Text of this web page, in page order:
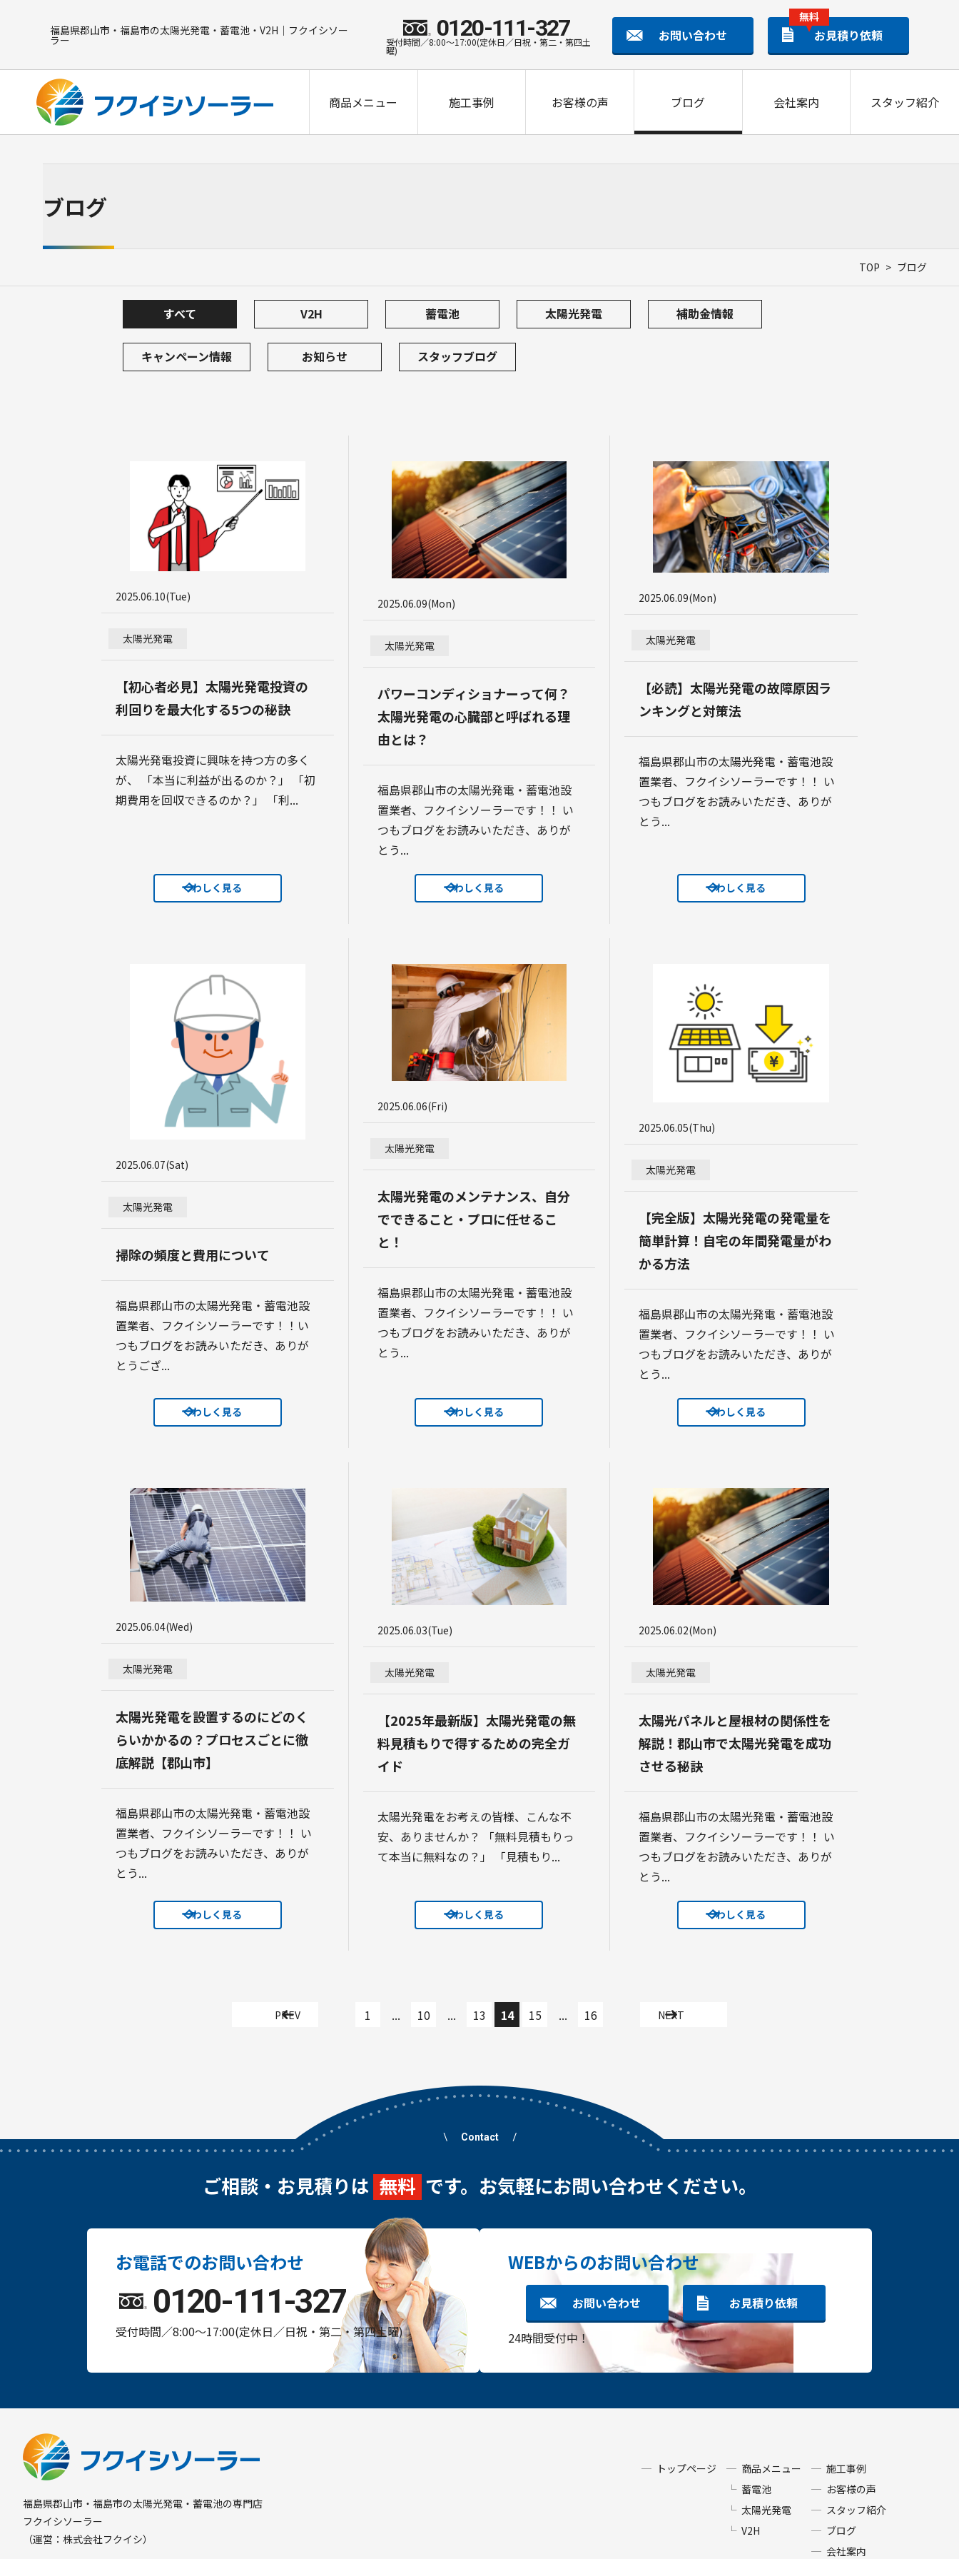
福島県郡山市・福島市の太陽光発電・蓄電池・V2H｜フクイシソー
ラー 0120-111-327
受付時間／8:00～17:00(定休日／日祝・第二・第四土
曜)
お問い合わせ
無料
お見積り依頼
商品メニュー
ニチコン ES-T3MCK
住友電工 POWER DEPO® H
カナディアンソーラー EP CUBE
長州産業 CS-348G81 PREMIUM BLUE
カナディアン・ソーラー CS6.2-48TM-450
ニチコン EVパワーステーション
施工事例 お客様の声 ブログ 会社案内 スタッフ紹介
ブログ
TOP > ブログ
すべて V2H 蓄電池 太陽光発電 補助金情報
キャンペーン情報 お知らせ スタッフブログ
2025.06.10(Tue)
太陽光発電
【初心者必見】太陽光発電投資の
利回りを最大化する5つの秘訣
太陽光発電投資に興味を持つ方の多く
が、 「本当に利益が出るのか？」 「初
期費用を回収できるのか？」 「利...
くわしく見る
2025.06.09(Mon)
太陽光発電
パワーコンディショナーって何？
太陽光発電の心臓部と呼ばれる理
由とは？
福島県郡山市の太陽光発電・蓄電池設
置業者、フクイシソーラーです！！ い
つもブログをお読みいただき、ありが
とう...
くわしく見る
2025.06.09(Mon)
太陽光発電
【必読】太陽光発電の故障原因ラ
ンキングと対策法
福島県郡山市の太陽光発電・蓄電池設
置業者、フクイシソーラーです！！ い
つもブログをお読みいただき、ありが
とう...
くわしく見る
2025.06.07(Sat)
太陽光発電
掃除の頻度と費用について
福島県郡山市の太陽光発電・蓄電池設
置業者、フクイシソーラーです！！い
つもブログをお読みいただき、ありが
とうござ...
くわしく見る
2025.06.06(Fri)
太陽光発電
太陽光発電のメンテナンス、自分
でできること・プロに任せるこ
と！
福島県郡山市の太陽光発電・蓄電池設
置業者、フクイシソーラーです！！ い
つもブログをお読みいただき、ありが
とう...
くわしく見る
2025.06.05(Thu)
太陽光発電
【完全版】太陽光発電の発電量を
簡単計算！自宅の年間発電量がわ
かる方法
福島県郡山市の太陽光発電・蓄電池設
置業者、フクイシソーラーです！！ い
つもブログをお読みいただき、ありが
とう...
くわしく見る
2025.06.04(Wed)
太陽光発電
太陽光発電を設置するのにどのく
らいかかるの？プロセスごとに徹
底解説【郡山市】
福島県郡山市の太陽光発電・蓄電池設
置業者、フクイシソーラーです！！ い
つもブログをお読みいただき、ありが
とう...
くわしく見る
2025.06.03(Tue)
太陽光発電
【2025年最新版】太陽光発電の無
料見積もりで得するための完全ガ
イド
太陽光発電をお考えの皆様、こんな不
安、ありませんか？ 「無料見積もりっ
て本当に無料なの？」 「見積もり...
くわしく見る
2025.06.02(Mon)
太陽光発電
太陽光パネルと屋根材の関係性を
解説！郡山市で太陽光発電を成功
させる秘訣
福島県郡山市の太陽光発電・蓄電池設
置業者、フクイシソーラーです！！ い
つもブログをお読みいただき、ありが
とう...
くわしく見る
1
PREV ... 10 ... 13 14 15 ... NEXT
16
Contact
ご相談・お見積りは 無料 です。お気軽にお問い合わせください。
お電話でのお問い合わせ
0120-111-327
受付時間／8:00～17:00(定休日／日祝・第二・第四土曜)
WEBからのお問い合わせ
お問い合わせ お見積り依頼
24時間受付中！
福島県郡山市・福島市の太陽光発電・蓄電池の専門店
フクイシソーラー
（運営：株式会社フクイシ）
トップページ
商品メニュー
蓄電池
太陽光発電
V2H
施工事例
お客様の声
スタッフ紹介
ブログ
会社案内